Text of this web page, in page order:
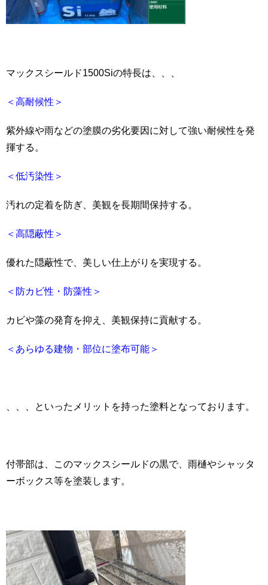
マックスシールド1500Siの特長は、、、
＜高耐候性＞
紫外線や雨などの塗膜の劣化要因に対して強い耐候性を発
揮する。
＜低汚染性＞
汚れの定着を防ぎ、美観を長期間保持する。
＜高隠蔽性＞
優れた隠蔽性で、美しい仕上がりを実現する。
＜防カビ性・防藻性＞
カビや藻の発育を抑え、美観保持に貢献する。
＜あらゆる建物・部位に塗布可能＞
、、、といったメリットを持った塗料となっております。
付帯部は、このマックスシールドの黒で、雨樋やシャッタ
ーボックス等を塗装します。